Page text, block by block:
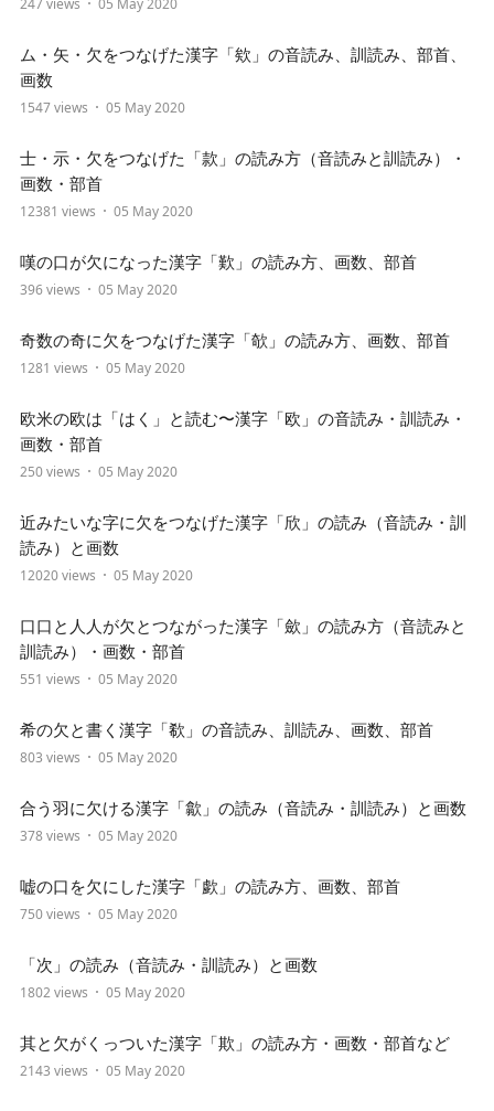
247 views 05 May 2020
ム・矢・欠をつなげた漢字「欸」の音読み、訓読み、部首、
画数
1547 views 05 May 2020
士・示・欠をつなげた「款」の読み方（音読みと訓読み）・
画数・部首
12381 views 05 May 2020
嘆の口が欠になった漢字「歎」の読み方、画数、部首
396 views 05 May 2020
奇数の奇に欠をつなげた漢字「欹」の読み方、画数、部首
1281 views 05 May 2020
欧米の欧は「はく」と読む〜漢字「欧」の音読み・訓読み・
画数・部首
250 views 05 May 2020
近みたいな字に欠をつなげた漢字「欣」の読み（音読み・訓
読み）と画数
12020 views 05 May 2020
口口と人人が欠とつながった漢字「歛」の読み方（音読みと
訓読み）・画数・部首
551 views 05 May 2020
希の欠と書く漢字「欷」の音読み、訓読み、画数、部首
803 views 05 May 2020
合う羽に欠ける漢字「歙」の読み（音読み・訓読み）と画数
378 views 05 May 2020
嘘の口を欠にした漢字「歔」の読み方、画数、部首
750 views 05 May 2020
「次」の読み（音読み・訓読み）と画数
1802 views 05 May 2020
其と欠がくっついた漢字「欺」の読み方・画数・部首など
2143 views 05 May 2020